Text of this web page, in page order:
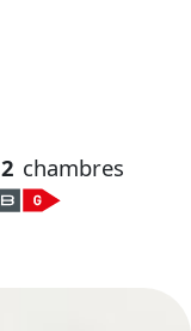
2 chambres